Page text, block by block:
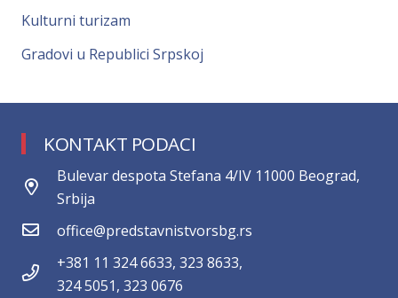
Kulturni turizam
Gradovi u Republici Srpskoj
KONTAKT PODACI
Bulevar despota Stefana 4/IV 11000 Beograd,
Srbija
office@predstavnistvorsbg.rs
+381 11 324 6633, 323 8633,
324 5051, 323 0676